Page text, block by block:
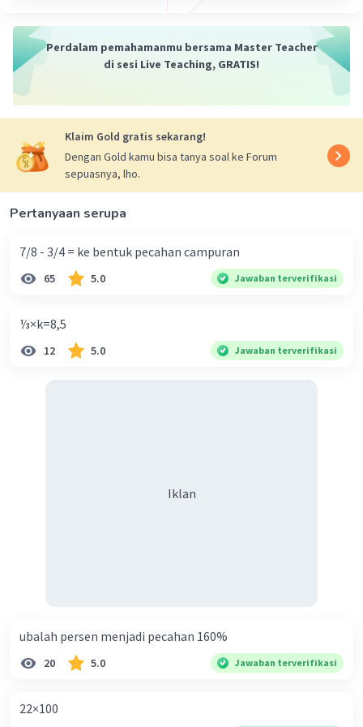
05 Desember 2023 06:58
Terimakasih ...
Khalista K Level 26
04 Desember 2023 12:13
Sifat bangun ruang adalah properti intrinsiknya,
sedangkan ciri-ciri adalah deskripsi umum atau
Beri Rating Balas
Perdalam pemahamanmu bersama Master Teacher
di sesi Live Teaching, GRATIS!
Klaim Gold gratis sekarang!
Dengan Gold kamu bisa tanya soal ke Forum
sepuasnya, lho.
Pertanyaan serupa
7/8 - 3/4 = ke bentuk pecahan campuran
65 5.0 Jawaban terverifikasi
⅓×k=8,5
12 5.0 Jawaban terverifikasi
Iklan
ubalah persen menjadi pecahan 160%
20 5.0 Jawaban terverifikasi
22×100